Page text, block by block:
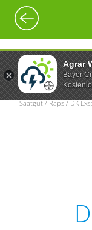
Agrar
Bayer
Saatgut / Raps / DK